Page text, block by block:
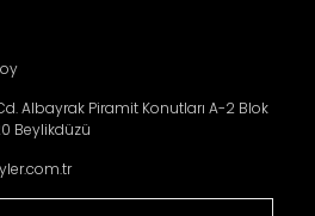
Albayrak Piramit Konutları A-2 Blok
Beylikdüzü